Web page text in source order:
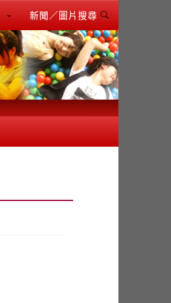
新聞／圖片搜尋